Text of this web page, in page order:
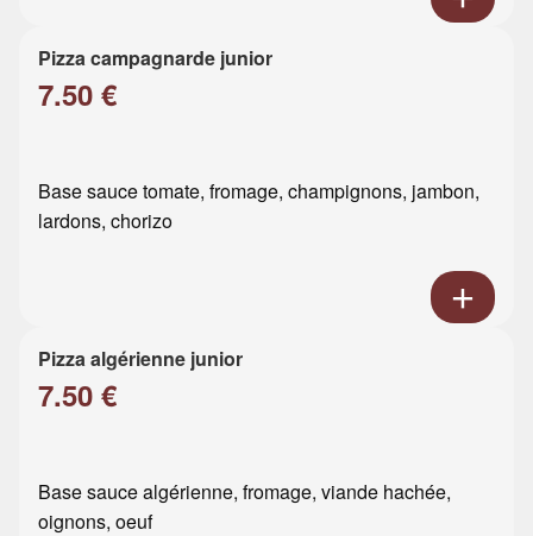
Pizza campagnarde junior
7.50 €
Base sauce tomate, fromage, champignons, jambon,
lardons, chorizo
Pizza algérienne junior
7.50 €
Base sauce algérienne, fromage, viande hachée,
oignons, oeuf